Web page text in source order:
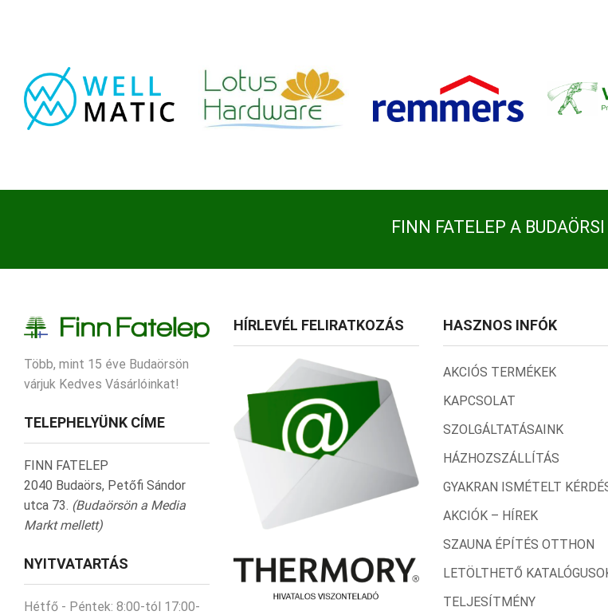
FINN FATELEP A
Több, mint 15 éve Budaörsön
várjuk Kedves Vásárlóinkat!
TELEPHELYÜNK CÍME
FINN FATELEP
2040 Budaörs, Petőfi Sándor
utca 73. (Budaörsön a Media
Markt mellett)
NYITVATARTÁS
Hétfő - Péntek: 8:00-tól 17:00-
HÍRLEVÉL FELIRATKOZÁS HASZNOS INFÓK
AKCIÓS TERMÉKEK
KAPCSOLAT
SZOLGÁLTATÁSAINK
HÁZHOZSZÁLLÍTÁS
GYAKRAN ISMÉTELT
AKCIÓK – HÍREK
SZAUNA ÉPÍTÉS OTTHON
LETÖLTHETŐ
TELJESÍTMÉNY